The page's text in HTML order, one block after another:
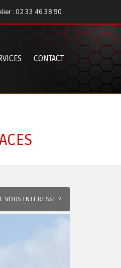
: 02 33 46 38 90
CONTACT
VOUS INTÉRESSE ?